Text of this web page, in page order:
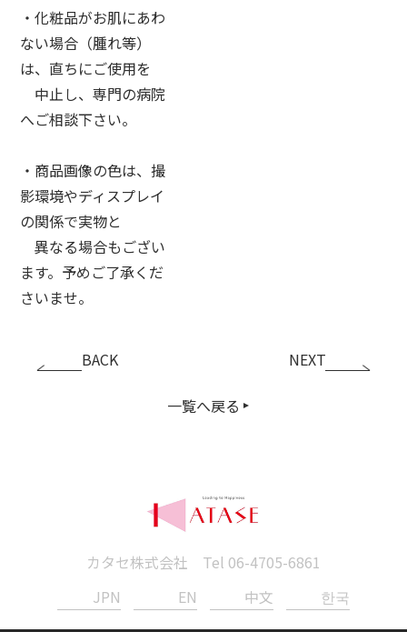
・化粧品がお肌にあわ
ない場合（腫れ等）
は、直ちにご使用を
中止し、専門の病院
へご相談下さい。
・商品画像の色は、撮
影環境やディスプレイ
の関係で実物と
異なる場合もござい
ます。予めご了承くだ
さいませ。
BACK
一覧へ戻る
NEXT
カタセ株式会社 Tel 06-4705-6861
JPN
EN 中文 한국